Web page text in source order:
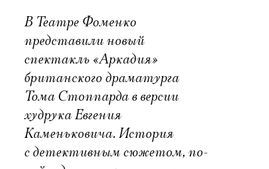
В Театре Фоменко
представили новый
спектакль «Аркадия»
британского драматурга
Тома Стоппарда в версии
худрука Евгения
Каменьковича. История
с детективным сюжетом, по-